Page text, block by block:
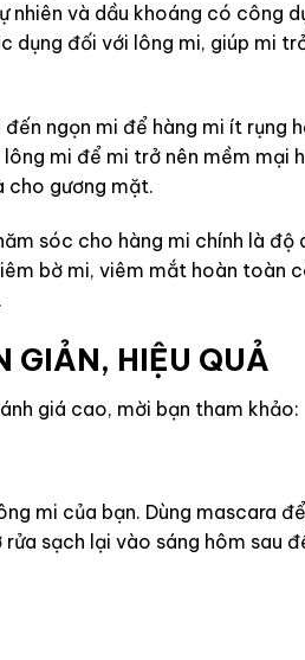
và dầu khoáng có công
đối với lông mi, giúp mi
ngọn mi để hàng mi ít rụng
mi để mi trở nên mềm mại
cho gương mặt.
sóc cho hàng mi chính là
bờ mi, viêm mắt hoàn toàn
GIẢN, HIỆU QUẢ
giá cao, mời bạn tham khảo:
mi của bạn. Dùng mascara
sạch lại vào sáng hôm sau